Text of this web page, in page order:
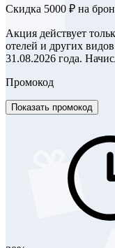
Скидка 5000 ₽ на
Акция действует
отелей и других
31.08.2026 года.
Промокод
Показать промокод